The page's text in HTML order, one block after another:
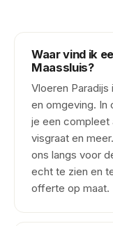
Waar vind ik
Maassluis?
Vloeren
en omgeving. In
je een compleet
visgraat en
ons langs voor
echt te zien en
offerte op maat.